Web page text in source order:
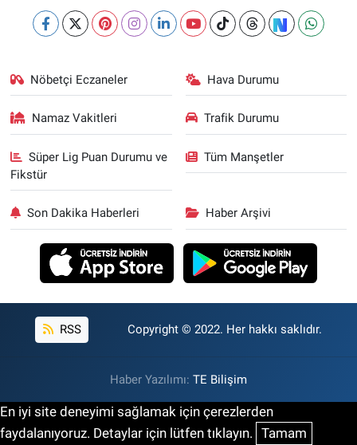
Nöbetçi Eczaneler Hava Durumu
Namaz Vakitleri Trafik Durumu
Süper Lig Puan Durumu ve
Fikstür
Tüm Manşetler
Son Dakika Haberleri Haber Arşivi
RSS Copyright © 2022. Her hakkı saklıdır.
Haber Yazılımı: TE Bilişim
En iyi site deneyimi sağlamak için çerezlerden
faydalanıyoruz. Detaylar için lütfen tıklayın. Tamam